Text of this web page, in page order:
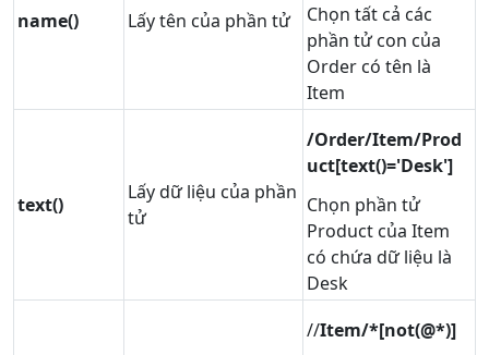
name() Lấy tên của phần tử
Chọn tất cả các
phần tử con của
Order có tên là
Item
text()
Lấy dữ liệu của phần
tử
/Order/Item/Prod
uct[text()='Desk']
Chọn phần tử
Product của Item
có chứa dữ liệu là
Desk
//Item/*[not(@*)]